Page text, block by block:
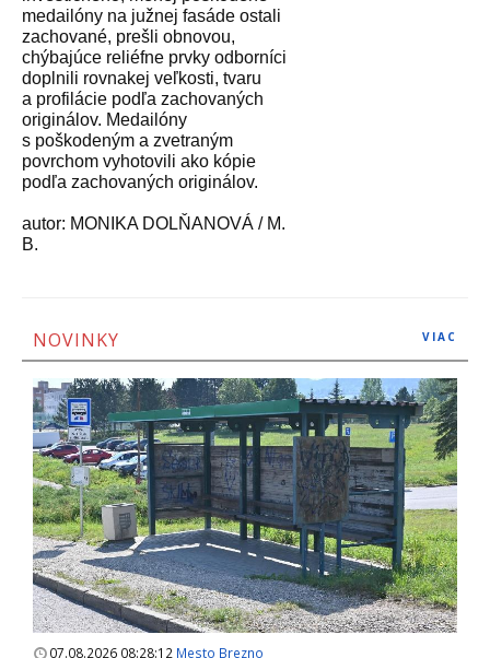
medailóny na južnej fasáde ostali
zachované, prešli obnovou,
chýbajúce reliéfne prvky odborníci
doplnili rovnakej veľkosti, tvaru
a profilácie podľa zachovaných
originálov. Medailóny
s poškodeným a zvetraným
povrchom vyhotovili ako kópie
podľa zachovaných originálov.
autor: MONIKA DOLŇANOVÁ / M.
B.
NOVINKY VIAC
07.08.2026 08:28:12 Mesto Brezno